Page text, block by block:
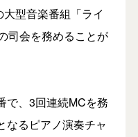
型音楽番組「ライ
司会を務めることが
で、3回連続MCを務
なるピアノ演奏チャ